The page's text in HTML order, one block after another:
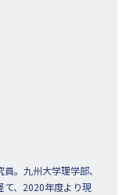
。九州大学理学部、
て、2020年度より現